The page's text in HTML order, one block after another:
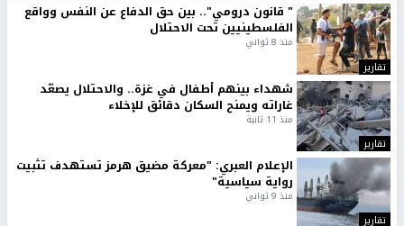
تقارير
" قانون درومي".. بين حق الدفاع عن النفس وواقع
الفلسطينيين تحت الاحتلال
منذ 8 ثواني
تقارير
شهداء بينهم أطفال في غزة.. والاحتلال يصعّد
غاراته ويمنح السكان دقائق للإخلاء
منذ 11 ثانية
تقارير
الإعلام العبري: "معركة مضيق هرمز تستهدف تثبيت
رواية سياسية"
منذ 9 ثواني